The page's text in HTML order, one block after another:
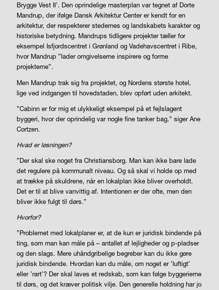
Brygge Vest II’. Den oprindelige masterplan var tegnet af Dorte
Mandrup, der ifølge Dansk Arkitektur Center er kendt for en
arkitektur, der respekterer stedernes og landskabets karakter og
historiske betydning. Mandrups tidligere projekter tæller for
eksempel Isfjordscentret i Grønland og Vadehavscentret i Ribe,
hvor Mandrup ”lader omgivelserne inspirere og forme
projekterne”.
Men Mandrup trak sig fra projektet, og Nordens største hotel,
lige ved indgangen til hovedstaden, blev opført uden arkitekt.
”Cabinn er for mig et ulykkeligt eksempel på et fejlslagent
byggeri, hvor der oprindelig var nogle fine tanker bag,” siger Ane
Cortzen.
Hvad er løsningen?
”Der skal ske noget fra Christiansborg. Man kan ikke bare lade
det regulere på kommunalt niveau. Og så skal vi holde op med
at trække på skuldrene, når en lokalplan ikke bliver overholdt.
Det er til at blive vanvittig af. Intentionen er der ofte, men den
bliver ikke fulgt til dørs.”
Hvorfor?
”Problemet med lokalplaner er, at de kun er juridisk bindende på
ting, som man kan måle på – antallet af lejligheder og p-pladser
og den slags. Mere uhåndgribelige begreber kan du ikke gøre
juridisk bindende. Hvordan kan du måle, om noget er ’luftigt’
eller ’rart’? Der skal laves et redskab, som kan følge byggerierne
til dørs, og det kræver politisk vilje. Den generelle holdning har jo